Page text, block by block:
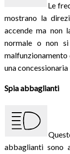
Le
mostrano la
accende ma non
normale o non
malfunzionamento
una
Spia abbaglianti
abbaglianti sono